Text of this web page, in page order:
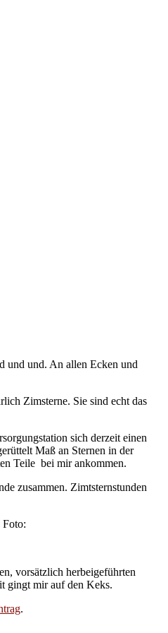
und und. An allen Ecken und
Zimsterne. Sie sind echt das
sich derzeit einen
Maß an Sternen in der
Teile bei mir ankommen.
zusammen. Zimtsternstunden
Foto:
vorsätzlich herbeigeführten
gingt mir auf den Keks.
.